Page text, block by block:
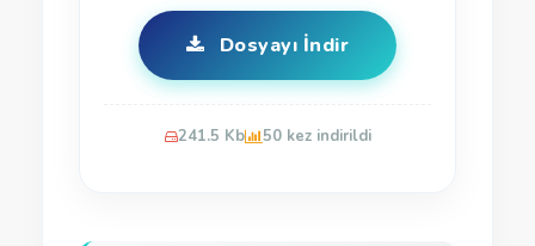
Dosyayı İndir
241.5 Kb 50 kez indirildi